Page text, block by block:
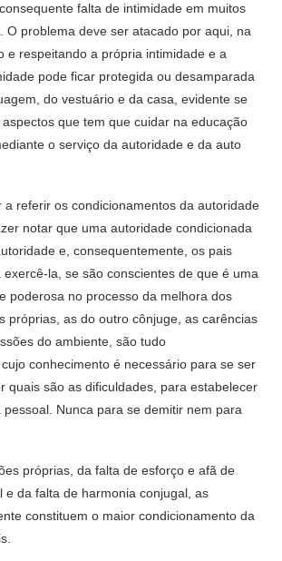
falta de intimidade em muitos
O problema deve ser atacado por aqui, na
e respeitando a própria intimidade e a
pode ficar protegida ou desamparada
do vestuário e da casa, evidente se
que tem que cuidar na educação
o serviço da autoridade e da auto
a referir os condicionamentos da autoridade
notar que uma autoridade condicionada
e, consequentemente, os pais
la, se são conscientes de que é uma
poderosa no processo da melhora dos
próprias, as do outro cônjuge, as carências
do ambiente, são tudo
conhecimento é necessário para se ser
quais são as dificuldades, para estabelecer
pessoal. Nunca para se demitir nem para
próprias, da falta de esforço e afã de
e da falta de harmonia conjugal, as
constituem o maior condicionamento da